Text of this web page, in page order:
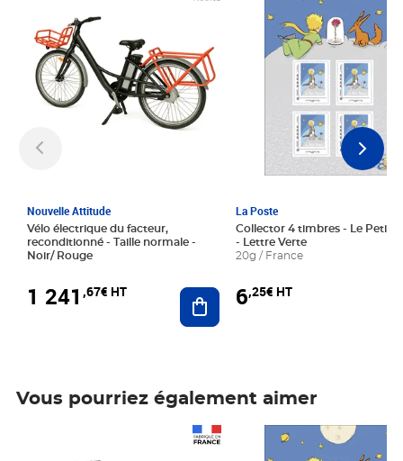
Nouvelle Attitude
Vélo électrique du facteur,
reconditionné - Taille normale -
Noir/ Rouge
1 241 ,67€ HT Ajouter au panier
La Poste
Collector 4 timbres - Le Petit
- Lettre Verte
20g / France
6,25€ HT
Vous pourriez également aimer
Prix 6,25€ HT